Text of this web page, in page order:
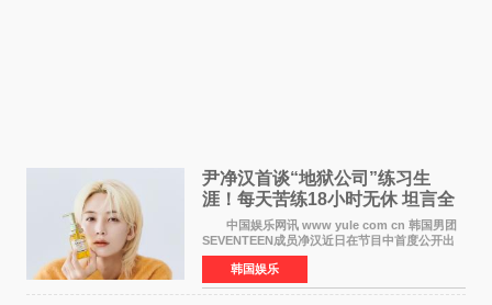
尹净汉首谈“地狱公司”练习生
涯！每天苦练18小时无休 坦言全
靠成员撑过来
中国娱乐网讯 www yule com cn 韩国男团
SEVENTEEN成员净汉近日在节目中首度公开出
道前的残酷练习生经历，并提及经纪公司Pledis
娱乐，引发广泛关注。 在8月2日播出的日本
TBS综艺节目《周
韩国娱乐